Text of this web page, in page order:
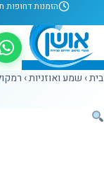
דלג לתוכןהזמנות דחופות תוך 24
בית› שמע ואוזניות›